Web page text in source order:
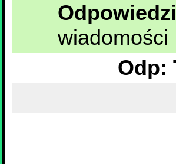
Odpowiedzi
wiadomości